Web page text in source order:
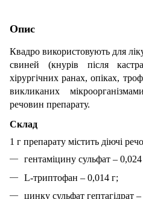
Опис
Квадро використовують для
свиней (кнурів після
хірургічних ранах, опіках,
викликаних
речовин препарату.
Склад
1 г препарату мiстить дiючi
гентамiцину сульфат – 0,024
L-триптофан – 0,014 г;
цинку сульфат гептагiдрат